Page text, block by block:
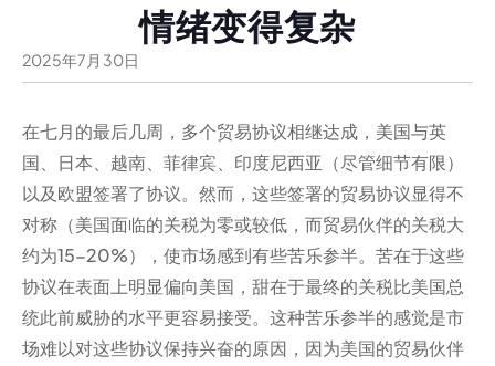
情绪变得复杂
2025年7 月 30日
在七月的最后几周，多个贸易协议相继达成，美国与英
国、日本、越南、菲律宾、印度尼西亚（尽管细节有限）
以及欧盟签署了协议。然而，这些签署的贸易协议显得不
对称（美国面临的关税为零或较低，而贸易伙伴的关税大
约为15-20%），使市场感到有些苦乐参半。苦在于这些
协议在表面上明显偏向美国，甜在于最终的关税比美国总
统此前威胁的水平更容易接受。这种苦乐参半的感觉是市
场难以对这些协议保持兴奋的原因，因为美国的贸易伙伴